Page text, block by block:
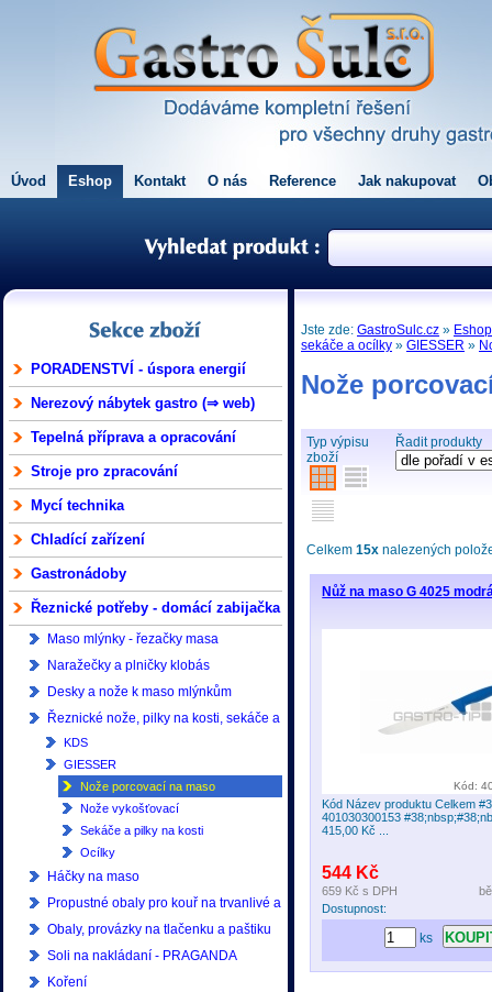
Úvod Eshop Kontakt O nás Reference Jak nakupovat
PORADENSTVÍ - úspora energií
Nerezový nábytek gastro (⇒ web)
Tepelná příprava a opracování
Stroje pro zpracování
Mycí technika
Chladící zařízení
Gastronádoby
Řeznické potřeby - domácí zabijačka
Maso mlýnky - řezačky masa
Naražečky a plničky klobás
Desky a nože k maso mlýnkům
Řeznické nože, pilky na kosti, sekáče a
ocílky
KDS
GIESSER
Nože porcovací na maso
Nože vykošťovací
Sekáče a pilky na kosti
Ocílky
Háčky na maso
Propustné obaly pro kouř na trvanlivé a
měkké salámy
Obaly, provázky na tlačenku a paštiku
Soli na nakládaní - PRAGANDA
Koření
Jste zde:GastroSulc.cz » Eshop
sekáče a ocílky »GIESSER »
Nože
Typ výpisu
zboží
Řadit produkty
Celkem15x nalezených
Kód:
Nůž na maso G 4025
Kód Název produktu Celkem
401030300153
415,00 Kč ...
544 Kč
659 Kč s DPH
Dostupnost:
ks